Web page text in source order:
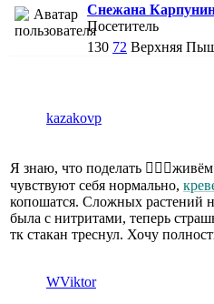
Снежана
Посетитель
130 72 Верхняя
kazakovp
Я знаю, что поделать
чувствуют себя нормально,
копошатся. Сложных растений
была с нитритами, теперь
тк стакан треснул. Хочу
WViktor